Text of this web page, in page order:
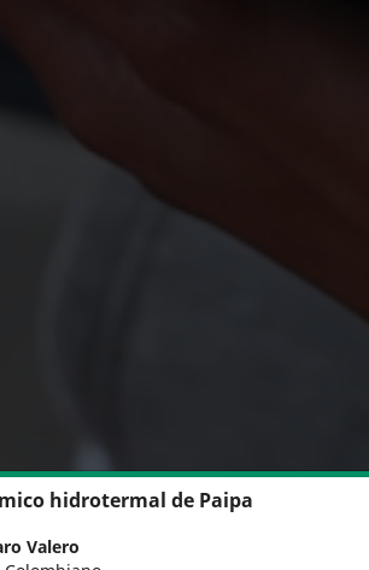
hidrotermal de Paipa
Valero